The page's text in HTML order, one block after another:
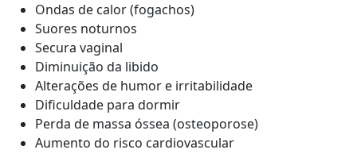
Ondas de calor (fogachos)
Suores noturnos
Secura vaginal
Diminuição da libido
Alterações de humor e irritabilidade
Dificuldade para dormir
Perda de massa óssea (osteoporose)
Aumento do risco cardiovascular